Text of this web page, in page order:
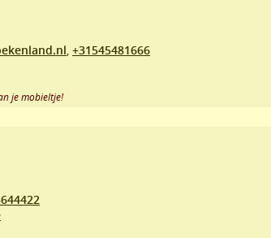
+31545481666
je mobieltje!